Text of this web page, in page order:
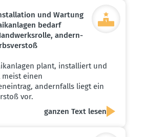
und Wartung
bedarf
andern­
plant, installiert und
einen
andernfalls liegt ein
vor.
ganzen Text lesen